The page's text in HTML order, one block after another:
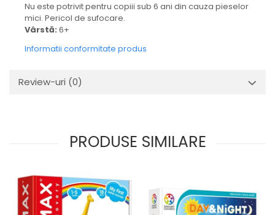
Nu este potrivit pentru copiii sub 6 ani din cauza pieselor
mici. Pericol de sufocare.
Vârstă: 6+
Informatii conformitate produs
Review-uri (0)
PRODUSE SIMILARE